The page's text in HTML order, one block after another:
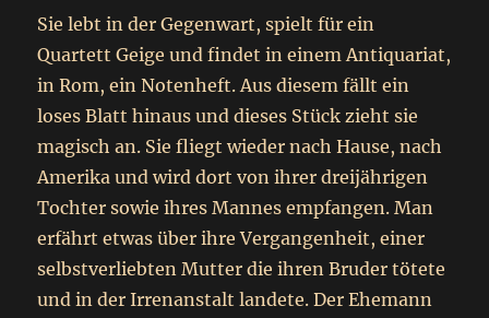
Sie lebt in der Gegenwart, spielt für ein
Quartett Geige und findet in einem Antiquariat,
in Rom, ein Notenheft. Aus diesem fällt ein
loses Blatt hinaus und dieses Stück zieht sie
magisch an. Sie fliegt wieder nach Hause, nach
Amerika und wird dort von ihrer dreijährigen
Tochter sowie ihres Mannes empfangen. Man
erfährt etwas über ihre Vergangenheit, einer
selbstverliebten Mutter die ihren Bruder tötete
und in der Irrenanstalt landete. Der Ehemann